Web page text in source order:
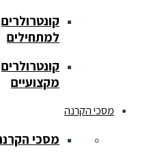
קונטרולרים
למתחילים
קונטרולרים
מקצועיים
מסכי הקרנה
מסכי הקרנה